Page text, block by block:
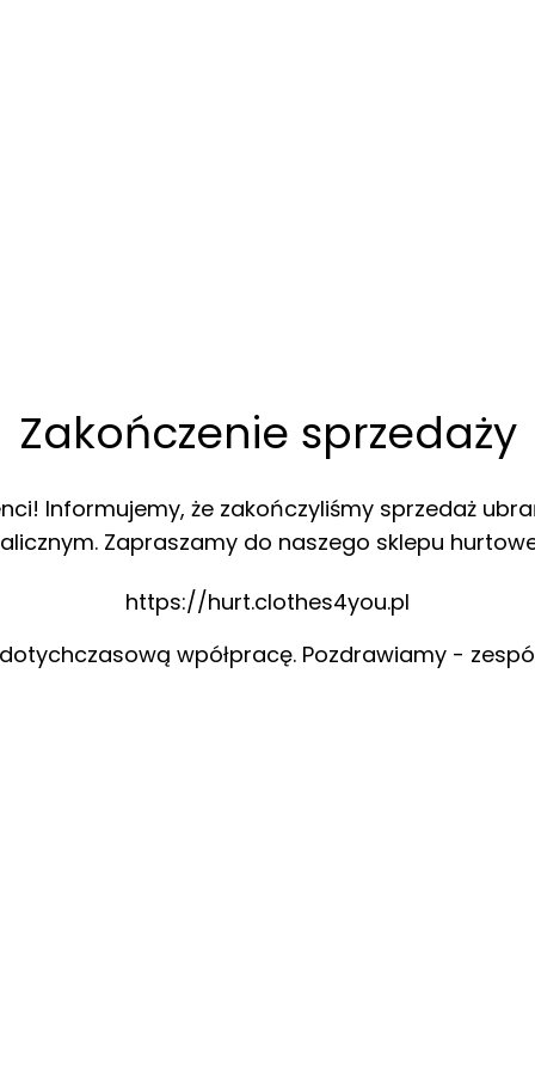
Zakończenie sprzedaży
Informujemy, że zakończyliśmy sprzedaż
Zapraszamy do naszego sklepu
https://hurt.clothes4you.pl
wpółpracę. Pozdrawiamy -